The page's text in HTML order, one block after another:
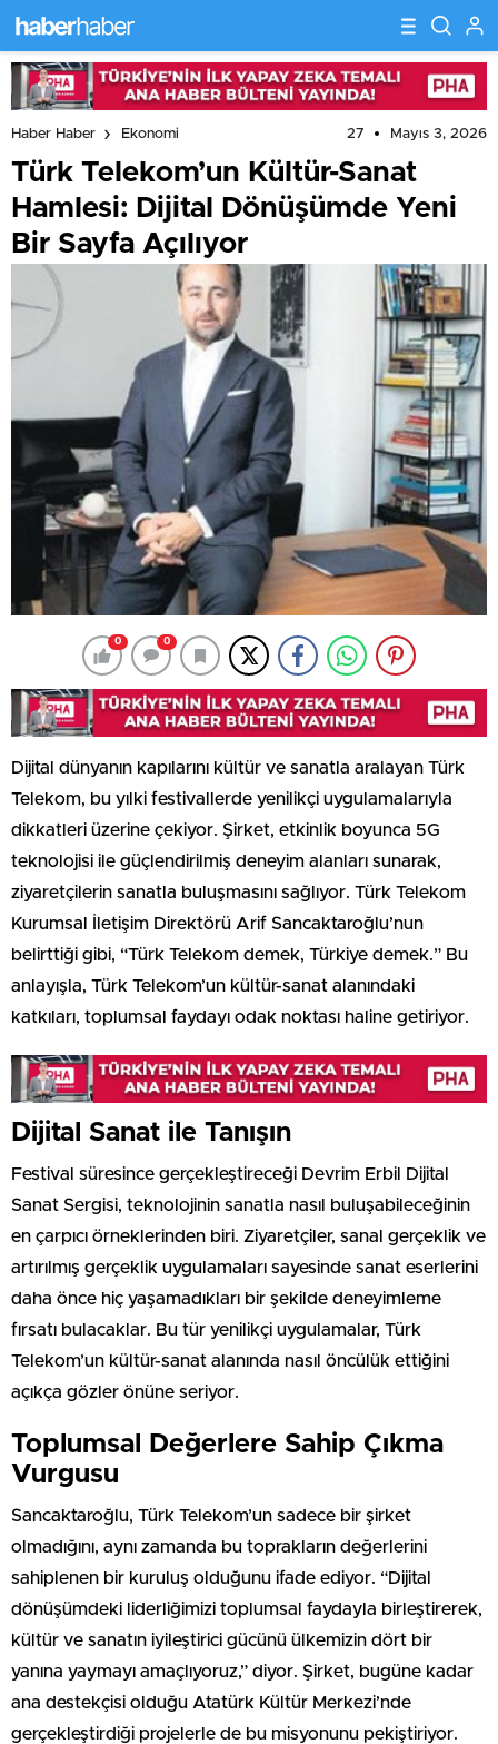
Haber Haber Ekonomi 27 Mayıs 3, 2026
Türk Telekom’un Kültür-Sanat
Hamlesi: Dijital Dönüşümde Yeni
Bir Sayfa Açılıyor
0 0
Dijital dünyanın kapılarını kültür ve sanatla aralayan Türk
Telekom, bu yılki festivallerde yenilikçi uygulamalarıyla
dikkatleri üzerine çekiyor. Şirket, etkinlik boyunca 5G
teknolojisi ile güçlendirilmiş deneyim alanları sunarak,
ziyaretçilerin sanatla buluşmasını sağlıyor. Türk Telekom
Kurumsal İletişim Direktörü Arif Sancaktaroğlu’nun
belirttiği gibi, “Türk Telekom demek, Türkiye demek.” Bu
anlayışla, Türk Telekom’un kültür-sanat alanındaki
katkıları, toplumsal faydayı odak noktası haline getiriyor.
Dijital Sanat ile Tanışın
Festival süresince gerçekleştireceği Devrim Erbil Dijital
Sanat Sergisi, teknolojinin sanatla nasıl buluşabileceğinin
en çarpıcı örneklerinden biri. Ziyaretçiler, sanal gerçeklik ve
artırılmış gerçeklik uygulamaları sayesinde sanat eserlerini
daha önce hiç yaşamadıkları bir şekilde deneyimleme
fırsatı bulacaklar. Bu tür yenilikçi uygulamalar, Türk
Telekom’un kültür-sanat alanında nasıl öncülük ettiğini
açıkça gözler önüne seriyor.
Toplumsal Değerlere Sahip Çıkma
Vurgusu
Sancaktaroğlu, Türk Telekom’un sadece bir şirket
olmadığını, aynı zamanda bu toprakların değerlerini
sahiplenen bir kuruluş olduğunu ifade ediyor. “Dijital
dönüşümdeki liderliğimizi toplumsal faydayla birleştirerek,
kültür ve sanatın iyileştirici gücünü ülkemizin dört bir
yanına yaymayı amaçlıyoruz,” diyor. Şirket, bugüne kadar
ana destekçisi olduğu Atatürk Kültür Merkezi’nde
gerçekleştirdiği projelerle de bu misyonunu pekiştiriyor.